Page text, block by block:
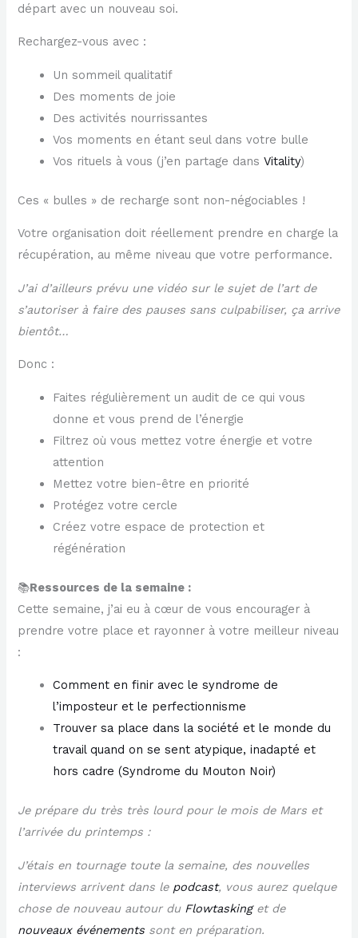
départ avec un nouveau soi.
Rechargez-vous avec :
Un sommeil qualitatif
Des moments de joie
Des activités nourrissantes
Vos moments en étant seul dans votre bulle
Vos rituels à vous (j’en partage dans​Vitality​)
Ces « bulles » de recharge sont non-négociables !
Votre organisation doit réellement prendre en charge la
récupération, au même niveau que votre performance.
J’ai d’ailleurs prévu une vidéo sur le sujet de l’art de
s’autoriser à faire des pauses sans culpabiliser, ça arrive
bientôt…
Donc :
Faites régulièrement un audit de ce qui vous
donne et vous prend de l’énergie
Filtrez où vous mettez votre énergie et votre
attention
Mettez votre bien-être en priorité
Protégez votre cercle
Créez votre espace de protection et
régénération
📚Ressources de la semaine :
Cette semaine, j’ai eu à cœur de vous encourager à
prendre votre place et rayonner à votre meilleur niveau
:
​Comment en finir avec le syndrome de
l’imposteur et le perfectionnisme​
​Trouver sa place dans la société et le monde du
travail quand on se sent atypique, inadapté et
hors cadre (Syndrome du Mouton Noir)​
Je prépare du très très lourd pour le mois de Mars et
l’arrivée du printemps :
J’étais en tournage toute la semaine, des nouvelles
interviews arrivent dans le podcast, vous aurez quelque
chose de nouveau autour du Flowtaskinget de
nouveaux événements sont en préparation.